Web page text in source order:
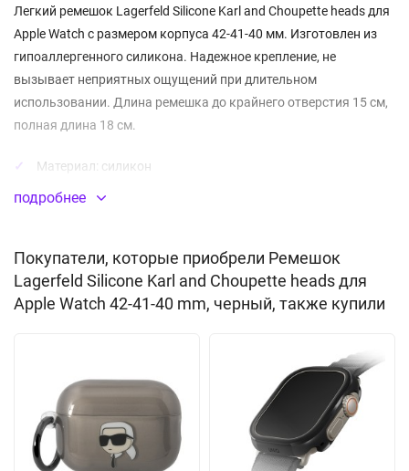
Легкий ремешок Lagerfeld Silicone Karl and Choupette heads для
Apple Watch с размером корпуса 42-41-40 мм. Изготовлен из
гипоаллергенного силикона. Надежное крепление, не
вызывает неприятных ощущений при длительном
использовании. Длина ремешка до крайнего отверстия 15 см,
полная длина 18 см.
Материал: силикон
подробнее
Покупатели, которые приобрели Ремешок
Lagerfeld Silicone Karl and Choupette heads для
Apple Watch 42-41-40 mm, черный, также купили